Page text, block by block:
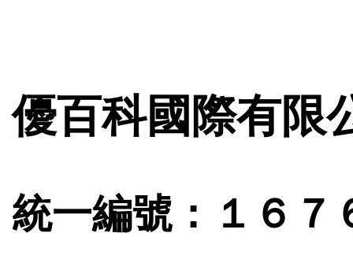
優百科國際有限
統一編號：１６７